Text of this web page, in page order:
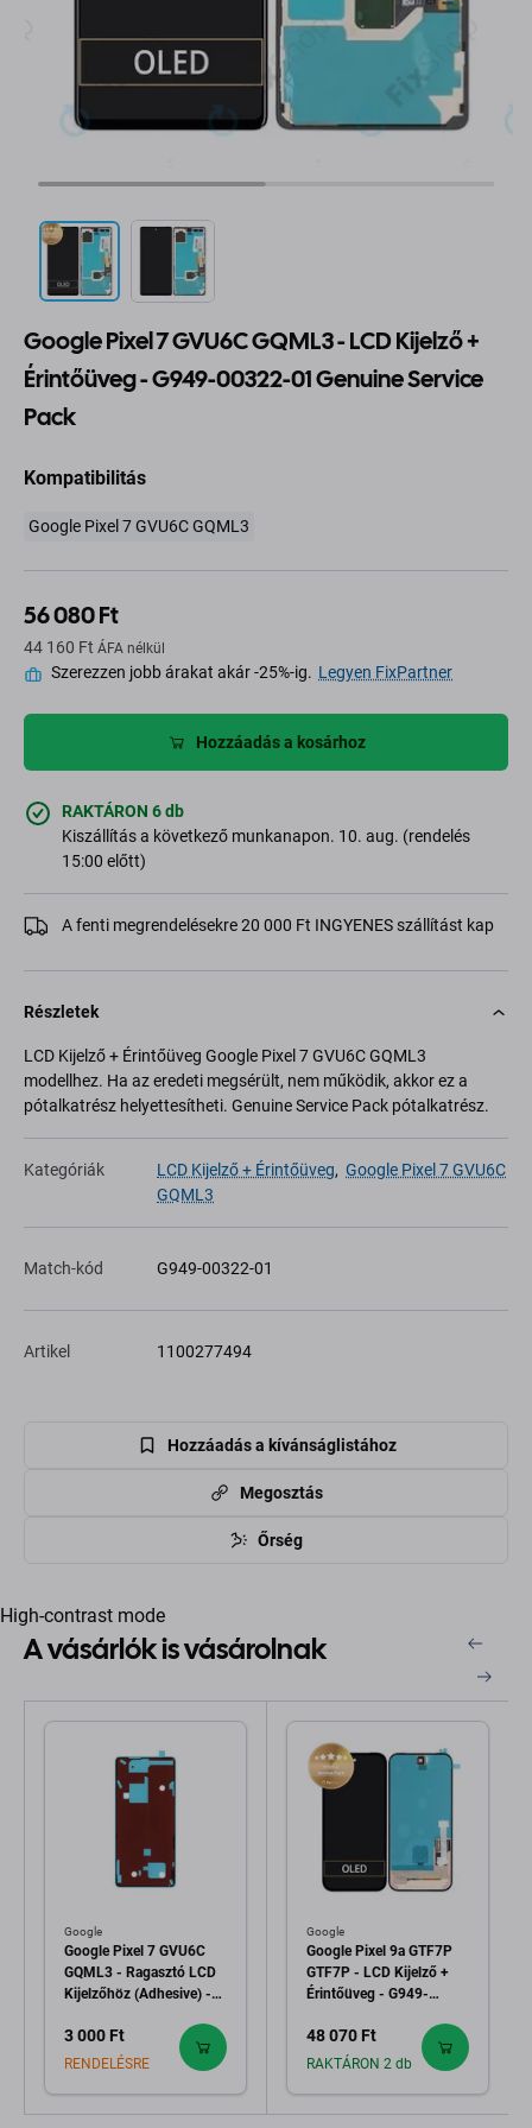
Google Pixel 7 GVU6C GQML3 - LCD Kijelző +
Érintőüveg - G949-00322-01 Genuine Service
Pack
Kompatibilitás
Google Pixel 7 GVU6C GQML3
56 080 Ft
44 160 Ft ÁFA nélkül
Szerezzen jobb árakat akár -25%-ig. Legyen FixPartner
Hozzáadás a kosárhoz
RAKTÁRON 6 db
Kiszállítás a következő munkanapon. 10. aug. (rendelés
15:00 előtt)
A fenti megrendelésekre 20 000 Ft INGYENES szállítást kap
Részletek
LCD Kijelző + Érintőüveg Google Pixel 7 GVU6C GQML3
modellhez. Ha az eredeti megsérült, nem működik, akkor ez a
pótalkatrész helyettesítheti. Genuine Service Pack pótalkatrész.
Kategóriák LCD Kijelző + Érintőüveg, Google Pixel 7 GVU6C
GQML3
Match-kód G949-00322-01
Artikel 1100277494
Hozzáadás a kívánságlistához
Megosztás
Őrség
High-contrast mode
A vásárlók is vásárolnak
Google
Google Pixel 7 GVU6C
GQML3 - Ragasztó LCD
Kijelzőhöz (Adhesive) -
Service Pack
3 000 Ft
RENDELÉSRE
Google
Google Pixel 9a GTF7P
GTF7P - LCD Kijelző +
Érintőüveg - G949-
Service Pack
48 070 Ft
RAKTÁRON 2 db